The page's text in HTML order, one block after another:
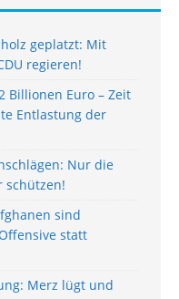
geplatzt: Mit
regieren!
Billionen Euro – Zeit
Entlastung der
Nur die
schützen!
sind
statt
Merz lügt und